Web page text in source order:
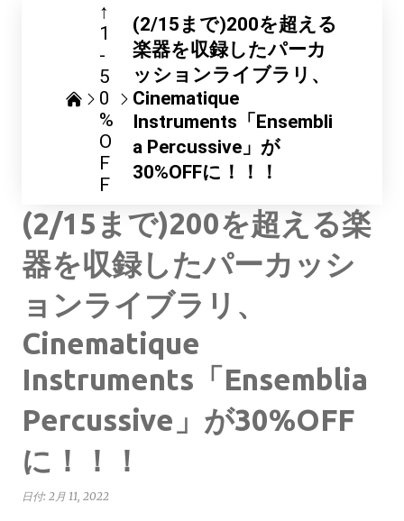
↑
1
-
5
0
%
O
F
F
(2/15まで)200を超える
楽器を収録したパーカ
ッションライブラリ、
Cinematique
Instruments「Ensembli
a Percussive」が
30%OFFに！！！
(2/15まで)200を超える楽
器を収録したパーカッシ
ョンライブラリ、
Cinematique
Instruments「Ensemblia
Percussive」が30%OFF
に！！！
日付: 2月 11, 2022